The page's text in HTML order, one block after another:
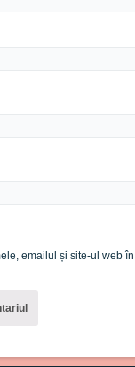
emailul și site-ul web